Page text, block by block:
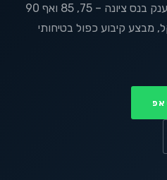
בוריס מתמחה בהתקנת מסכי ענק בנס ציונה – 75, 85 ואף 90
מבצע קיבוע כפול בטיחותי